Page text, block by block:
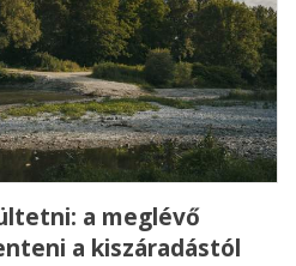
a meglévő
a kiszáradástól